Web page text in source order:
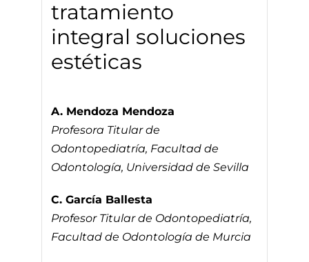
tratamiento
integral soluciones
estéticas
A. Mendoza Mendoza
Profesora Titular de
Odontopediatría, Facultad de
Odontología, Universidad de Sevilla
C. García Ballesta
Profesor Titular de Odontopediatría,
Facultad de Odontología de Murcia